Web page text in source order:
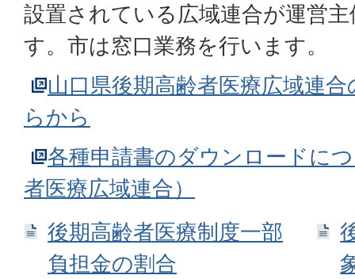
設置されている広域連合が運営
す。市は窓口業務を行います。
山口県後期高齢者医療広域連
らから
各種申請書のダウンロードに
者医療広域連合）
後期高齢者医療制度一部
負担金の割合